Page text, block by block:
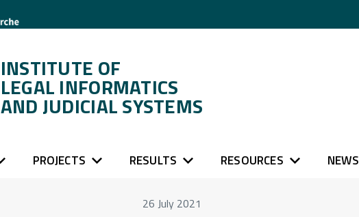
INSTITUTE OF
LEGAL INFORMATICS
AND JUDICIAL SYSTEMS
PROJECTS RESULTS RESOURCES NEWS
26 July 2021